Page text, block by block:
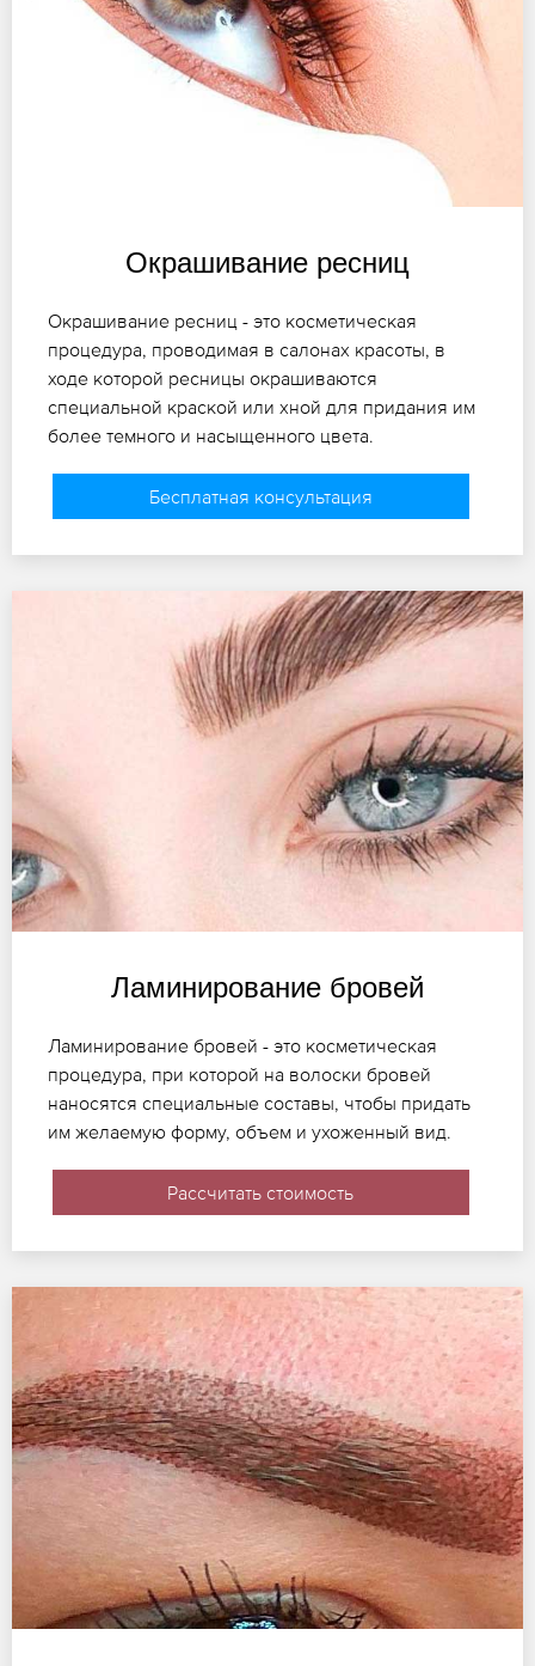
Окрашивание ресниц
Окрашивание ресниц - это косметическая
процедура, проводимая в салонах красоты, в
ходе которой ресницы окрашиваются
специальной краской или хной для придания им
более темного и насыщенного цвета.
Бесплатная консультация
Ламинирование бровей
Ламинирование бровей - это косметическая
процедура, при которой на волоски бровей
наносятся специальные составы, чтобы придать
им желаемую форму, объем и ухоженный вид.
Рассчитать стоимость